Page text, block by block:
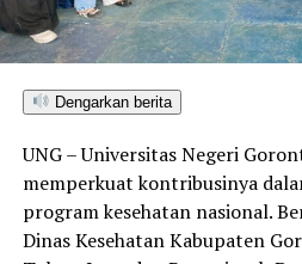
menembus kategori “Unggul”.
di Gorontalo masih berada pada
tertinggi di kawasan SulutGo
dalam Rakorwil TPAKD,”
usai kegiatan.
Dengarkan berita
UNG – Universitas Negeri
memperkuat kontribusinya
program kesehatan nasional.
Dinas Kesehatan Kabupaten